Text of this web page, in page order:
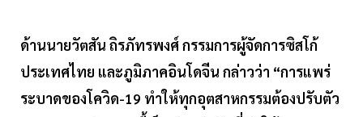
ด้านนายวัตสัน ถิรภัทรพงศ์ กรรมการผู้จัดการซิสโก้
ประเทศไทย และภูมิภาคอินโดจีน กล่าวว่า “การแพร่
ระบาดของโควิด-19 ทำให้ทุกอุตสาหกรรมต้องปรับตัว